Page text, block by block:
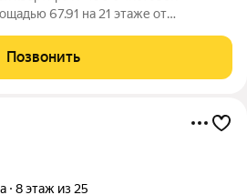
67.91 на 21 этаже от
комфорт плюс.
просторные
Позвонить
8 этаж из 25